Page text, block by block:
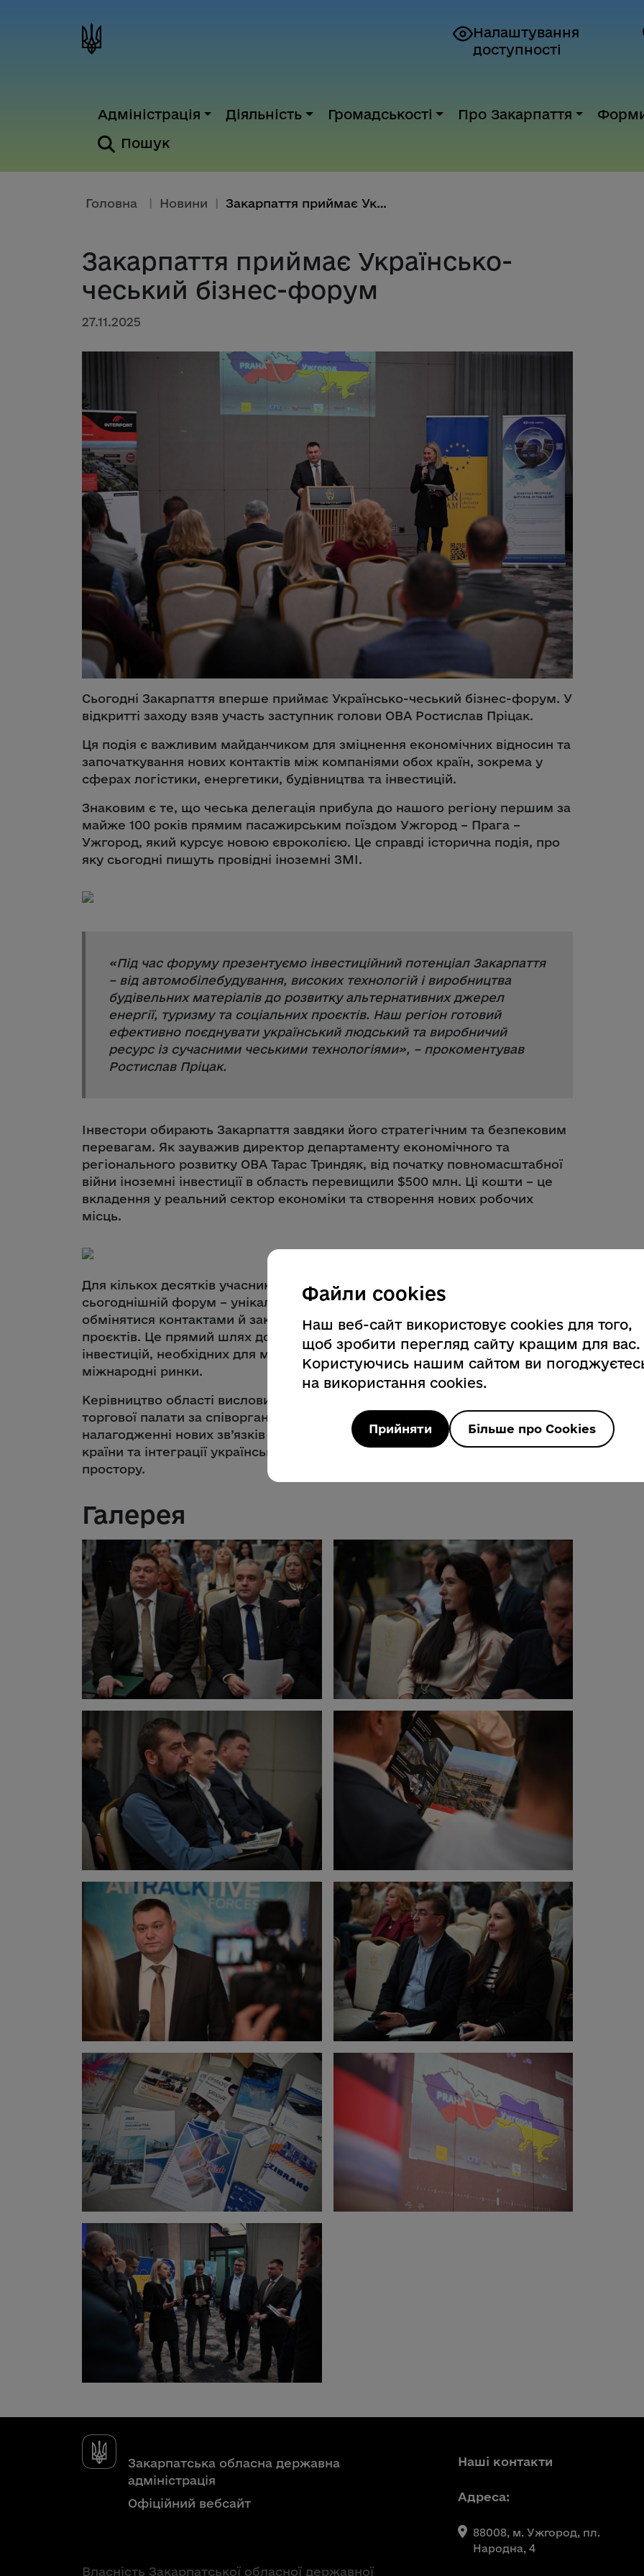
Налаштування
доступності
Адміністрація Діяльність Громадськості Про Закарпаття
Пошук
Головна Новини Закарпаття приймає Українсько-...
Закарпаття приймає Українсько-
чеський бізнес-форум
27.11.2025
Сьогодні Закарпаття вперше приймає Українсько-чеський бізнес-форум. У
відкритті заходу взяв участь заступник голови ОВА Ростислав Пріцак.
Ця подія є важливим майданчиком для зміцнення економічних відносин та
започаткування нових контактів між компаніями обох країн, зокрема у
сферах логістики, енергетики, будівництва та інвестицій.
Знаковим є те, що чеська делегація прибула до нашого регіону першим за
майже 100 років прямим пасажирським поїздом Ужгород – Прага –
Ужгород, який курсує новою євроколією. Це справді історична подія, про
яку сьогодні пишуть провідні іноземні ЗМІ.
«Під час форуму презентуємо інвестиційний потенціал Закарпаття
– від автомобілебудування, високих технологій і виробництва
будівельних матеріалів до розвитку альтернативних джерел
енергії, туризму та соціальних проєктів. Наш регіон готовий
ефективно поєднувати український людський та виробничий
ресурс із сучасними чеськими технологіями», – прокоментував
Ростислав Пріцак.
Інвестори обирають Закарпаття завдяки його стратегічним та безпековим
перевагам. Як зауважив директор департаменту економічного та
регіонального розвитку ОВА Тарас Триндяк, від початку повномасштабної
війни іноземні інвестиції в область перевищили $500 млн. Ці кошти – це
вкладення у реальний сектор економіки та створення нових робочих
місць.
Для кількох десятків учасників з Чехії та різних регіонів України
сьогоднішній форум – унікальна можливість представити свої компанії,
обмінятися контактами й закласти основу для вигідних угод та спільних
проєктів. Це прямий шлях до пошуку стратегічних партнерів і залучення
інвестицій, необхідних для масштабування бізнесу та виходу на
міжнародні ринки.
Керівництво області висловило подяку команді Українсько-чеської
торгової палати за співорганізацію форуму та відчутну підтримку в
налагодженні нових зв’язків для ефективного розвитку, відбудови нашої
країни та інтеграції української бізнес-спільноти до європейського
простору.
Галерея
Закарпатська обласна державна
адміністрація
Офіційний вебсайт
Власність Закарпатської обласної державної
Наші контакти
Адреса:
88008, м. Ужгород, пл.
Народна, 4
Файли cookies
Наш веб-сайт використовує cookies для того,
щоб зробити перегляд сайту кращим для вас.
Користуючись нашим сайтом ви
на використання cookies.
Прийняти Більше про Cookies